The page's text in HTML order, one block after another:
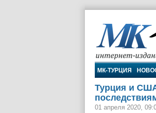
МК-Турция
МК-ТУРЦИЯ
Турция и
01 апреля 2020,